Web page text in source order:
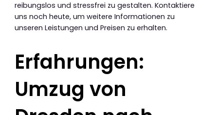
reibungslos und stressfrei zu gestalten. Kontaktiere
uns noch heute, um weitere Informationen zu
unseren Leistungen und Preisen zu erhalten.
Erfahrungen:
Umzug von